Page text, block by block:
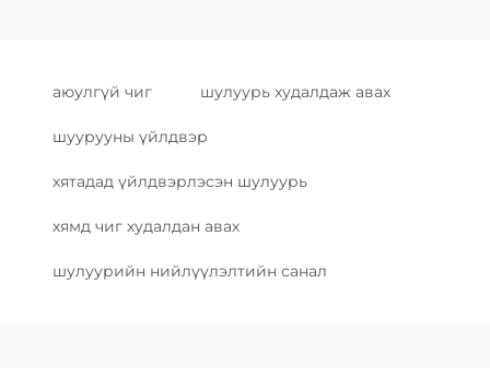
аюулгүй чиг шулуурь худалдаж авах
шуурууны үйлдвэр
хятадад үйлдвэрлэсэн шулуурь
хямд чиг худалдан авах
шулуурийн нийлүүлэлтийн санал